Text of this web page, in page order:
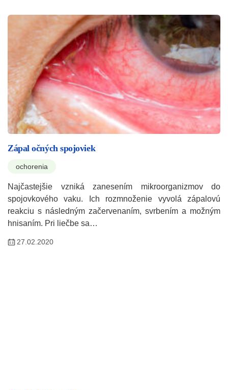
Zápal očných spojoviek
ochorenia
Najčastejšie vzniká zanesením mikroorganizmov do
spojovkového vaku. Ich rozmnoženie vyvolá zápalovú
reakciu s následným začervenaním, svrbením a možným
hnisaním. Pri liečbe sa…
27.02.2020